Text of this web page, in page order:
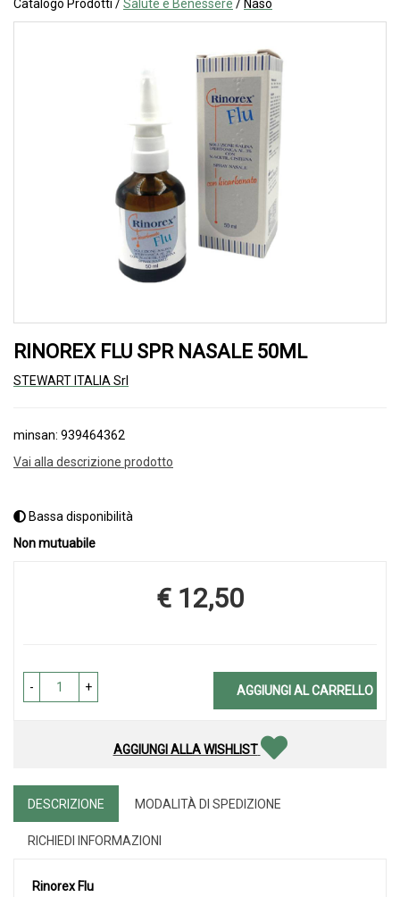
Catalogo Prodotti /Salute e Benessere / Naso
RINOREX FLU SPR NASALE 50ML
STEWART ITALIA Srl
minsan: 939464362
Vai alla descrizione prodotto
Bassa disponibilità
Non mutuabile
Prezzo
€ 12,50
- + AGGIUNGI AL CARRELLO
AGGIUNGI ALLA WISHLIST
DESCRIZIONE MODALITÀ DI SPEDIZIONE
RICHIEDI INFORMAZIONI
Rinorex Flu